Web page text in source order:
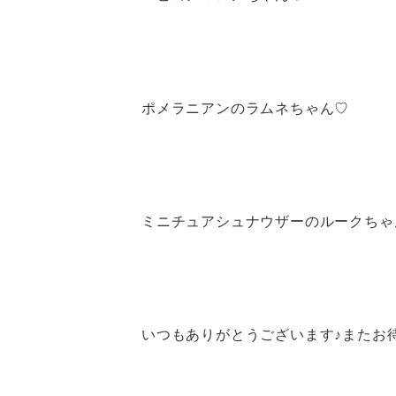
ポメラニアンのラムネちゃん♡
ミニチュアシュナウザーのルークち
いつもありがとうございます♪またお